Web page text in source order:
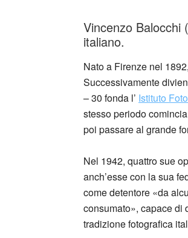
Vincenzo Balocchi
italiano.
Nato a Firenze nel
Successivamente
– 30 fonda l’ Istituto
stesso periodo
poi passare al grande
Nel 1942, quattro sue
anch’esse con la sua
come detentore «da
consumato», capace di
tradizione fotografica